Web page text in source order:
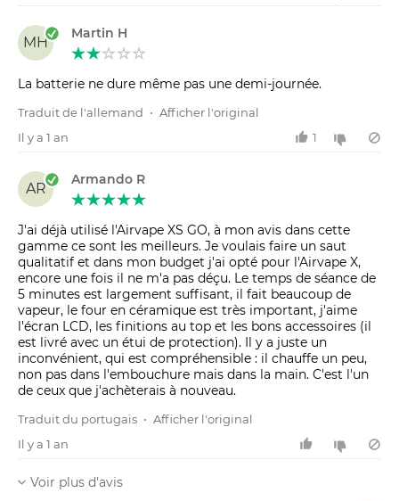
MH
Martin H
La batterie ne dure même pas une demi-journée.
Traduit de l'allemand • Afficher l'original
Il y a 1 an
1
AR
Armando R
J'ai déjà utilisé l'Airvape XS GO, à mon avis dans cette
gamme ce sont les meilleurs. Je voulais faire un saut
qualitatif et dans mon budget j'ai opté pour l'Airvape X,
encore une fois il ne m'a pas déçu. Le temps de séance de
5 minutes est largement suffisant, il fait beaucoup de
vapeur, le four en céramique est très important, j'aime
l'écran LCD, les finitions au top et les bons accessoires (il
est livré avec un étui de protection). Il y a juste un
inconvénient, qui est compréhensible : il chauffe un peu,
non pas dans l'embouchure mais dans la main. C'est l'un
de ceux que j'achèterais à nouveau.
Traduit du portugais • Afficher l'original
Il y a 1 an
Voir plus d'avis